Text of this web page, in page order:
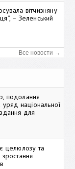
вітчизняну
– Зеленський
Все новости →
подолання
уряд національної
для
целюлозу та